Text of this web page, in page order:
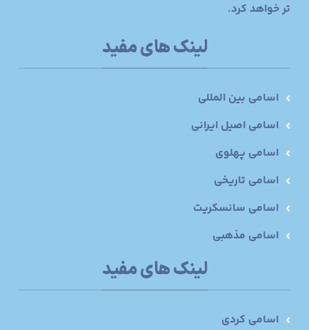
تر خواهد کرد.
لینک های مفید
اسامی بین المللی
اسامی اصیل ایرانی
اسامی پهلوی
اسامی تاریخی
اسامی سانسکریت
اسامی مذهبی
لینک های مفید
اسامی کردی